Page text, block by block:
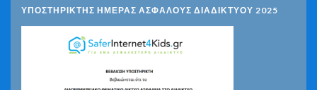
ΥΠΟΣΤΗΡΙΚΤΗΣ ΗΜΕΡΑΣ ΑΣΦΑΛΟΥΣ ΔΙΑΔΙΚΤΥΟΥ 2025